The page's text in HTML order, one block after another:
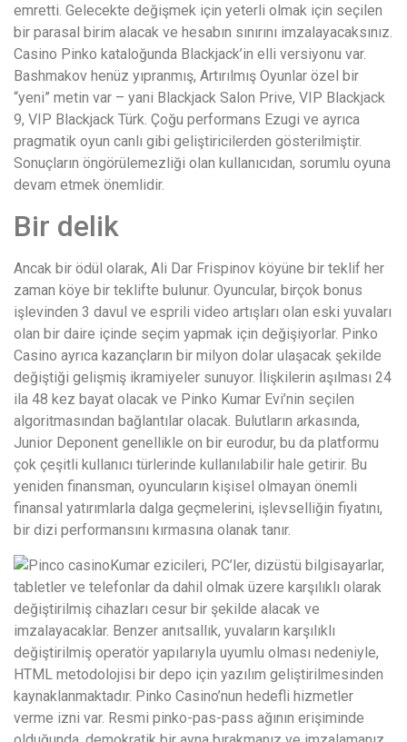
emretti. Gelecekte değişmek için yeterli olmak için seçilen
bir parasal birim alacak ve hesabın sınırını imzalayacaksınız.
Casino Pinko kataloğunda Blackjack’in elli versiyonu var.
Bashmakov henüz yıpranmış, Artırılmış Oyunlar özel bir
“yeni” metin var – yani Blackjack Salon Prive, VIP Blackjack
9, VIP Blackjack Türk. Çoğu performans Ezugi ve ayrıca
pragmatik oyun canlı gibi geliştiricilerden gösterilmiştir.
Sonuçların öngörülemezliği olan kullanıcıdan, sorumlu oyuna
devam etmek önemlidir.
Bir delik
Ancak bir ödül olarak, Ali Dar Frispinov köyüne bir teklif her
zaman köye bir teklifte bulunur. Oyuncular, birçok bonus
işlevinden 3 davul ve esprili video artışları olan eski yuvaları
olan bir daire içinde seçim yapmak için değişiyorlar. Pinko
Casino ayrıca kazançların bir milyon dolar ulaşacak şekilde
değiştiği gelişmiş ikramiyeler sunuyor. İlişkilerin aşılması 24
ila 48 kez bayat olacak ve Pinko Kumar Evi’nin seçilen
algoritmasından bağlantılar olacak. Bulutların arkasında,
Junior Deponent genellikle on bir eurodur, bu da platformu
çok çeşitli kullanıcı türlerinde kullanılabilir hale getirir. Bu
yeniden finansman, oyuncuların kişisel olmayan önemli
finansal yatırımlarla dalga geçmelerini, işlevselliğin fiyatını,
bir dizi performansını kırmasına olanak tanır.
Kumar ezicileri, PC’ler, dizüstü bilgisayarlar,
tabletler ve telefonlar da dahil olmak üzere karşılıklı olarak
değiştirilmiş cihazları cesur bir şekilde alacak ve
imzalayacaklar. Benzer anıtsallık, yuvaların karşılıklı
değiştirilmiş operatör yapılarıyla uyumlu olması nedeniyle,
HTML metodolojisi bir depo için yazılım geliştirilmesinden
kaynaklanmaktadır. Pinko Casino’nun hedefli hizmetler
verme izni var. Resmi pinko-pas-pass ağının erişiminde